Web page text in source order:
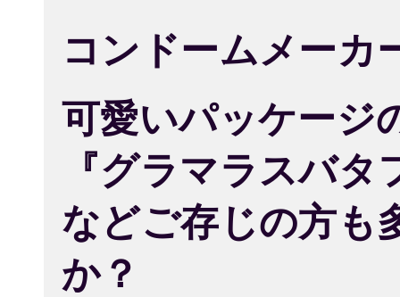
コンドームメーカ
可愛いパッケージ
『グラマラスバタ
などご存じの方も
か？